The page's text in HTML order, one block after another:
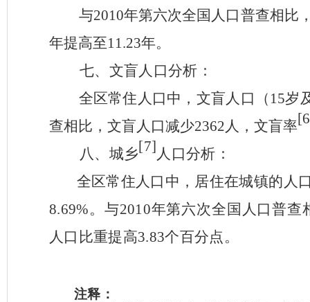
与2010年第六次全国人口普查相比
年提高至11.23年。
七、文盲人口分析：
全区常住人口中，文盲人口（ 15岁
查相比，文盲人口减少2362人，文盲率
八、城乡[7]人口分析：
全区常住人口中，居住在城镇的人
8.69%。与2010年第六次全国人口普查
人口比重提高3.83个百分点。
注释：